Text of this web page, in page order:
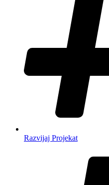
Razvijaj Projekat